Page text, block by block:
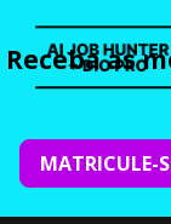
Receba as
MATRICULE-